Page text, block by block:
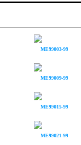
ME99003-99
ME99009-99
ME99015-99
ME99021-99